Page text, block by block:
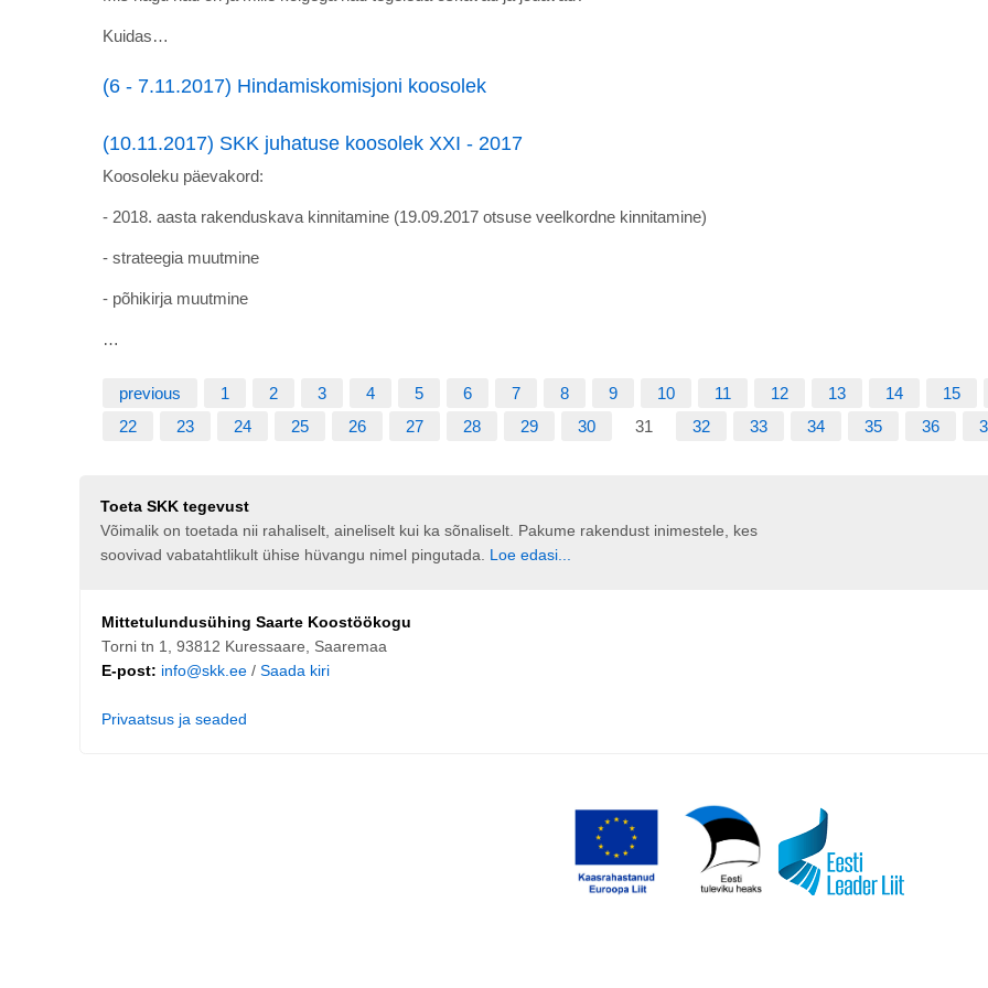
Kuidas…
(6 - 7.11.2017) Hindamiskomisjoni koosolek
(10.11.2017) SKK juhatuse koosolek XXI - 2017
Koosoleku päevakord:
- 2018. aasta rakenduskava kinnitamine (19.09.2017 otsuse veelkordne kinnitamine)
- strateegia muutmine
- põhikirja muutmine
…
previous 1 2 3 4 5 6 7 8 9 10 11 12 13 14 15
22
23 24 25 26 27 28 29 30 31 32 33 34 35 36
Toeta SKK tegevust
Võimalik on toetada nii rahaliselt, aineliselt kui ka sõnaliselt. Pakume rakendust inimestele, kes
soovivad vabatahtlikult ühise hüvangu nimel pingutada. Loe edasi...
Mittetulundusühing Saarte Koostöökogu
Torni tn 1, 93812 Kuressaare, Saaremaa
E-post: info@skk.ee/ Saada kiri
Privaatsus ja seaded